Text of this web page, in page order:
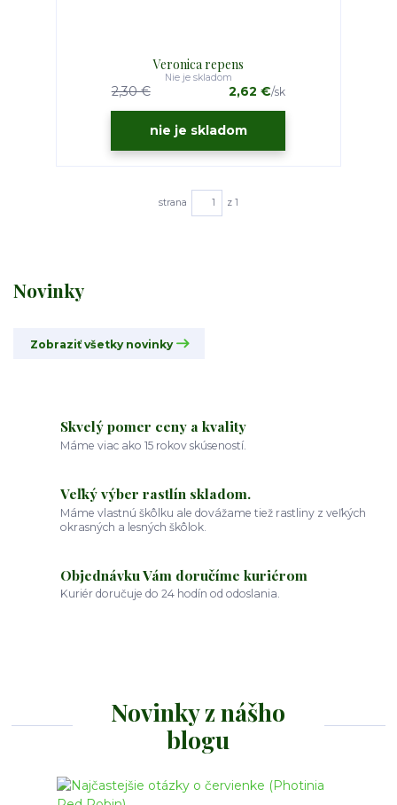
Novinky
Zobraziť všetky novinky
Veronica repens
2,30 € 2,62 €/sk
Nie je skladom
nie je skladom
strana z 1
Skvelý pomer ceny a kvality
Máme viac ako 15 rokov skúseností.
Veľký výber rastlín skladom.
Máme vlastnú škôlku ale dovážame tiež rastliny z veľkých
okrasných a lesných škôlok.
Objednávku Vám doručíme kuriérom
Kuriér doručuje do 24 hodín od odoslania.
Novinky z nášho
blogu